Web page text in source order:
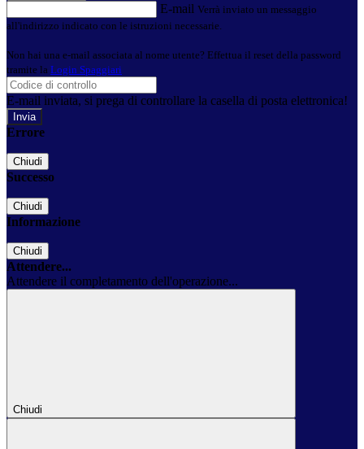
E-mail Verrà inviato un messaggio
all'indirizzo indicato con le istruzioni necessarie.
Non hai una e-mail associata al nome utente? Effettua il reset della password
tramite la Login Spaggiari
E-mail inviata, si prega di controllare la casella di posta elettronica!
Errore
Chiudi
Successo
Chiudi
Informazione
Chiudi
Attendere...
Attendere il completamento dell'operazione...
Chiudi